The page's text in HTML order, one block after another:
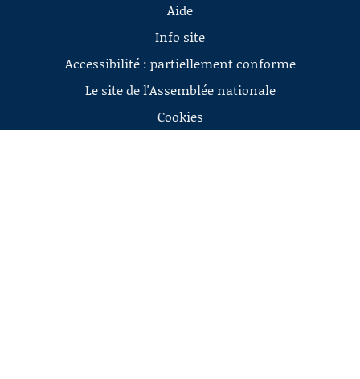
Aide
Info site
Accessibilité : partiellement conforme
Le site de l'Assemblée nationale
Cookies